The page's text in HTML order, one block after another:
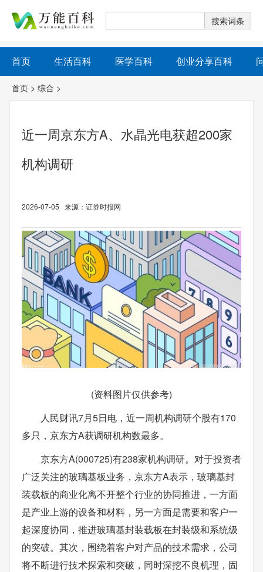
首页 生活百科 医学百科 创业分享百科
首页 > 综合 >
近一周京东方A、水晶光电获超200家
机构调研
2026-07-05 来源：证券时报网
(资料图片仅供参考)
人民财讯7月5日电，近一周机构调研个股有170
多只，京东方A获调研机构数最多。
京东方A(000725)有238家机构调研。对于投资者
广泛关注的玻璃基板业务，京东方A表示，玻璃基封
装载板的商业化离不开整个行业的协同推进，一方面
是产业上游的设备和材料，另一方面是需要和客户一
起深度协同，推进玻璃基封装载板在封装级和系统级
的突破。其次，围绕着客户对产品的技术需求，公司
将不断进行技术探索和突破，同时深挖不良机理，固